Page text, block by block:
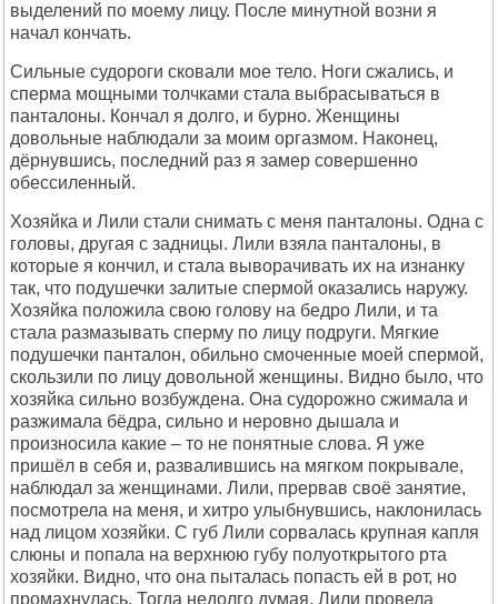
выделений по моему лицу. После минутной возни я
начал кончать.
Сильные судороги сковали мое тело. Ноги сжались, и
сперма мощными толчками стала выбрасываться в
панталоны. Кончал я долго, и бурно. Женщины
довольные наблюдали за моим оргазмом. Наконец,
дёрнувшись, последний раз я замер совершенно
обессиленный.
Хозяйка и Лили стали снимать с меня панталоны. Одна с
головы, другая с задницы. Лили взяла панталоны, в
которые я кончил, и стала выворачивать их на изнанку
так, что подушечки залитые спермой оказались наружу.
Хозяйка положила свою голову на бедро Лили, и та
стала размазывать сперму по лицу подруги. Мягкие
подушечки панталон, обильно смоченные моей спермой,
скользили по лицу довольной женщины. Видно было, что
хозяйка сильно возбуждена. Она судорожно сжимала и
разжимала бёдра, сильно и неровно дышала и
произносила какие – то не понятные слова. Я уже
пришёл в себя и, развалившись на мягком покрывале,
наблюдал за женщинами. Лили, прервав своё занятие,
посмотрела на меня, и хитро улыбнувшись, наклонилась
над лицом хозяйки. С губ Лили сорвалась крупная капля
слюны и попала на верхнюю губу полуоткрытого рта
хозяйки. Видно, что она пыталась попасть ей в рот, но
промахнулась. Тогда недолго думая, Лили провела